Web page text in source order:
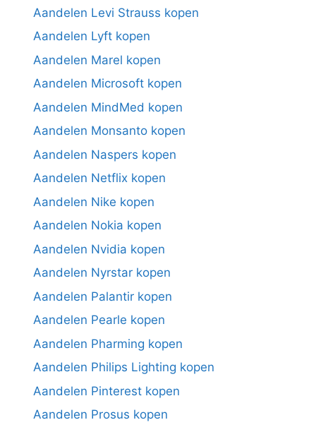
Aandelen Levi Strauss kopen
Aandelen Lyft kopen
Aandelen Marel kopen
Aandelen Microsoft kopen
Aandelen MindMed kopen
Aandelen Monsanto kopen
Aandelen Naspers kopen
Aandelen Netflix kopen
Aandelen Nike kopen
Aandelen Nokia kopen
Aandelen Nvidia kopen
Aandelen Nyrstar kopen
Aandelen Palantir kopen
Aandelen Pearle kopen
Aandelen Pharming kopen
Aandelen Philips Lighting kopen
Aandelen Pinterest kopen
Aandelen Prosus kopen